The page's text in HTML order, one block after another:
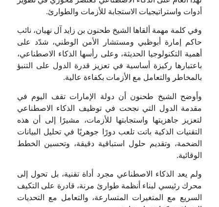
أدوات واستراتيجيات الاستجابة للأزمات والطوارئ.
وفي كلمة مهمة ألقاها الشيخ طحنون بن زايد آل نهيان، نائب
حاكم إمارة أبوظبي ومستشار الأمن الوطني، شدّد على
أهمية التكنولوجيا الحديثة، وعلى رأسها الذكاء الاصطناعي،
باعتبارها ركيزة أساسية في تعزيز قدرة الدول على التنبؤ
بالمخاطر والتعامل مع الأزمات بكفاءة عالية.
وأوضح الشيخ طحنون أن دولة الإمارات تقف اليوم في
مقدمة الدول التي نجحت في توظيف الذكاء الاصطناعي
لتعزيز جاهزيتها واستجابتها للأزمات، مشيرًا إلى أن هذه
التقنيات الذكية باتت تلعب دورًا جوهريًا في تحليل البيانات
الضخمة، وتقديم حلول استباقية دقيقة، وتحسين الخطط
الوقائية.
ولم يعد الذكاء الاصطناعي مجرد أداة تقنية، بل تحول إلى
محرك رئيسي لبناء أنظمة طوارئ مرنة، قادرة على التكيف
السريع مع المتغيرات المتسارعة، والتعامل مع التحديات